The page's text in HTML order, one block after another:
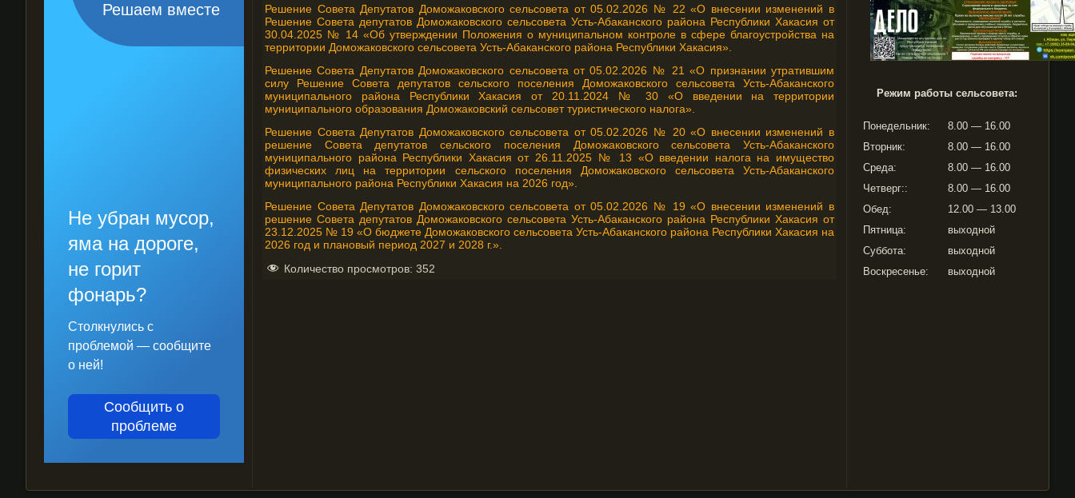
Решаем вместе
Не убран мусор,
яма на дороге,
не горит
фонарь?
Столкнулись с
проблемой — сообщите
о ней!
Сообщить о
проблеме
Решение Совета Депутатов Доможаковского сельсовета от 05.02.2026 № 22 «О внесении изменений в
Решение Совета депутатов Доможаковского сельсовета Усть-Абаканского района Республики Хакасия от
30.04.2025 № 14 «Об утверждении Положения о муниципальном контроле в сфере благоустройства на
территории Доможаковского сельсовета Усть-Абаканского района Республики Хакасия».
Решение Совета Депутатов Доможаковского сельсовета от 05.02.2026 № 21 «О признании утратившим
силу Решение Совета депутатов сельского поселения Доможаковского сельсовета Усть-Абаканского
муниципального района Республики Хакасия от 20.11.2024 № 30 «О введении на территории
муниципального образования Доможаковский сельсовет туристического налога».
Решение Совета Депутатов Доможаковского сельсовета от 05.02.2026 № 20 «О внесении изменений в
решение Совета депутатов сельского поселения Доможаковского сельсовета Усть-Абаканского
муниципального района Республики Хакасия от 26.11.2025 № 13 «О введении налога на имущество
физических лиц на территории сельского поселения Доможаковского сельсовета Усть-Абаканского
муниципального района Республики Хакасия на 2026 год».
Решение Совета Депутатов Доможаковского сельсовета от 05.02.2026 № 19 «О внесении изменений в
решение Совета депутатов Доможаковского сельсовета Усть-Абаканского района Республики Хакасия от
23.12.2025 № 19 «О бюджете Доможаковского сельсовета Усть-Абаканского района Республики Хакасия на
2026 год и плановый период 2027 и 2028 г.».
Количество просмотров: 352
Режим работы сельсовета:
Понедельник:
8.00 — 16.00
Вторник:
8.00 — 16.00
Среда:
8.00 — 16.00
Четверг::
8.00 — 16.00
Обед:
12.00 — 13.00
Пятница:
выходной
Суббота:
выходной
Воскресенье:
выходной